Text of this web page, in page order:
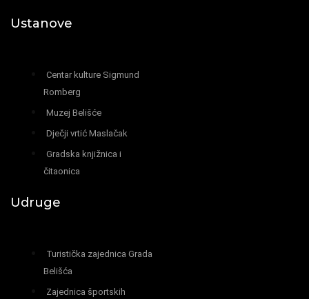
Ustanove
Centar kulture Sigmund
Romberg
Muzej Belišće
Dječji vrtić Maslačak
Gradska knjižnica i
čitaonica
Udruge
Turistička zajednica Grada
Belišća
Zajednica športskih